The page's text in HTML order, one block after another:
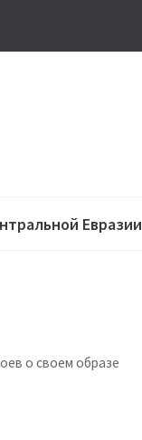
Евразии
о своем образе